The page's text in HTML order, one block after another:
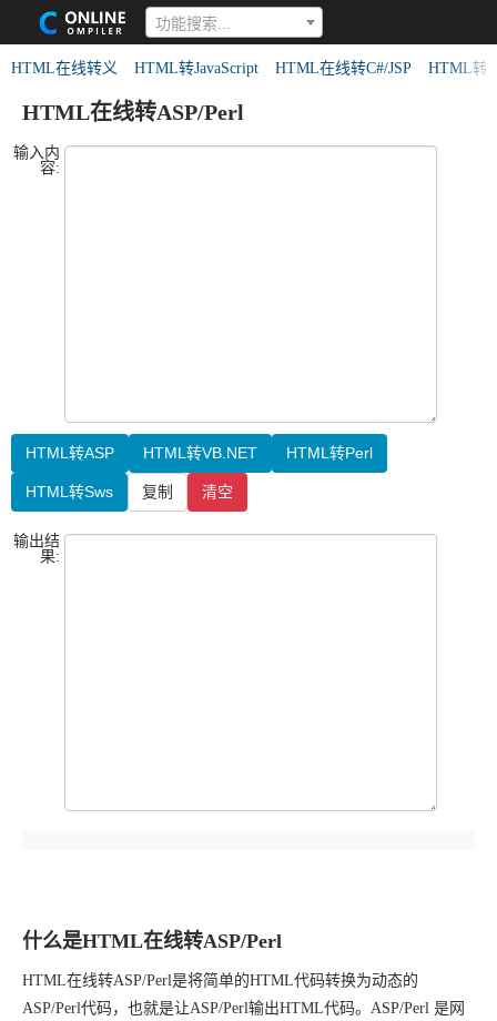
功能搜索...
HTML在线转义 HTML转JavaScript HTML在线转C#/JSP HTML转
HTML在线转ASP/Perl
输入内
容:
HTML转ASP HTML转VB.NET HTML转Perl
HTML转Sws 复制 清空
输出结
果:
什么是HTML在线转ASP/Perl
HTML在线转ASP/Perl是将简单的HTML代码转换为动态的
ASP/Perl代码，也就是让ASP/Perl输出HTML代码。ASP/Perl 是网